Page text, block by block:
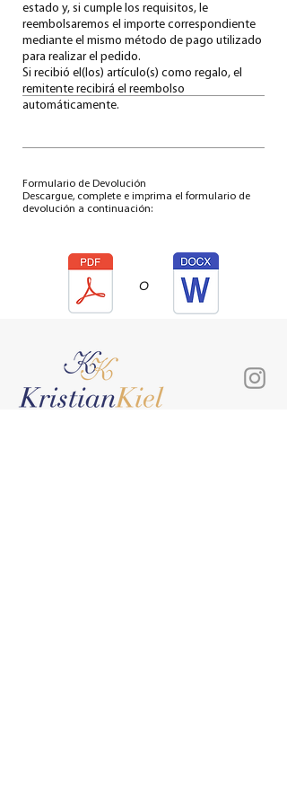
estado y, si cumple los requisitos, le
reembolsaremos el importe correspondiente
mediante el mismo método de pago utilizado
para realizar el pedido.
Si recibió el(los) artículo(s) como regalo, el
remitente recibirá el reembolso
automáticamente.
Formulario de Devolución
Descargue, complete e imprima el formulario de
devolución a continuación:
o